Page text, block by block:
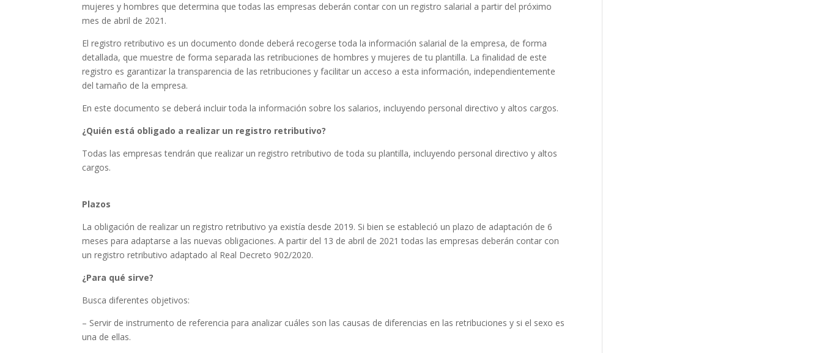
mujeres y hombres que determina que todas las empresas deberán contar con un registro salarial a partir del próximo
mes de abril de 2021.
El registro retributivo es un documento donde deberá recogerse toda la información salarial de la empresa, de forma
detallada, que muestre de forma separada las retribuciones de hombres y mujeres de tu plantilla. La finalidad de este
registro es garantizar la transparencia de las retribuciones y facilitar un acceso a esta información, independientemente
del tamaño de la empresa.
En este documento se deberá incluir toda la información sobre los salarios, incluyendo personal directivo y altos cargos.
¿Quién está obligado a realizar un registro retributivo?
Todas las empresas tendrán que realizar un registro retributivo de toda su plantilla, incluyendo personal directivo y altos
cargos.
Plazos
La obligación de realizar un registro retributivo ya existía desde 2019. Si bien se estableció un plazo de adaptación de 6
meses para adaptarse a las nuevas obligaciones. A partir del 13 de abril de 2021 todas las empresas deberán contar con
un registro retributivo adaptado al Real Decreto 902/2020.
¿Para qué sirve?
Busca diferentes objetivos:
– Servir de instrumento de referencia para analizar cuáles son las causas de diferencias en las retribuciones y si el sexo es
una de ellas.